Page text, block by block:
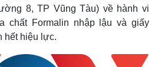
8, TP Vũng Tàu) về hành vi
chất Formalin nhập lậu và giấy
hết hiệu lực.